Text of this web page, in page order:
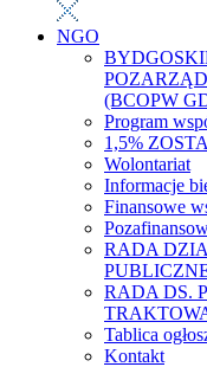
NGO
(BCOPW
Program
1,5%
Wolontariat
Informacje
Finansowe
RADA
RADA DS.
Tablica
Kontakt